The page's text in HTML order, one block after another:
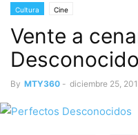
Cultura Cine
Vente a
By MTY360 - diciembre 25,